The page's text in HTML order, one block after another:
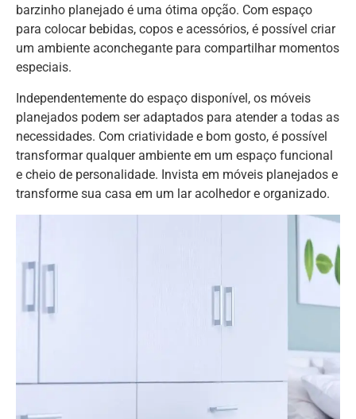
barzinho planejado é uma ótima opção. Com espaço
para colocar bebidas, copos e acessórios, é possível criar
um ambiente aconchegante para compartilhar momentos
especiais.
Independentemente do espaço disponível, os móveis
planejados podem ser adaptados para atender a todas as
necessidades. Com criatividade e bom gosto, é possível
transformar qualquer ambiente em um espaço funcional
e cheio de personalidade. Invista em móveis planejados e
transforme sua casa em um lar acolhedor e organizado.